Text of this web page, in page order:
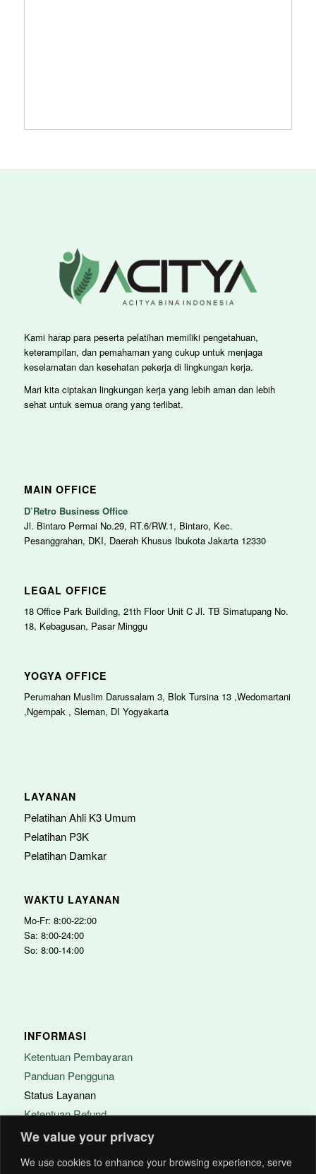
We value your privacy
We use cookies to enhance your browsing experience, serve
Kami harap para peserta pelatihan memiliki pengetahuan,
keterampilan, dan pemahaman yang cukup untuk menjaga
keselamatan dan kesehatan pekerja di lingkungan kerja.
Mari kita ciptakan lingkungan kerja yang lebih aman dan lebih
sehat untuk semua orang yang terlibat.
MAIN OFFICE
D’Retro Business Office
Jl. Bintaro Permai No.29, RT.6/RW.1, Bintaro, Kec.
Pesanggrahan, DKI, Daerah Khusus Ibukota Jakarta 12330
LEGAL OFFICE
18 Office Park Building, 21th Floor Unit C Jl. TB Simatupang No.
18, Kebagusan, Pasar Minggu
YOGYA OFFICE
Perumahan Muslim Darussalam 3, Blok Tursina 13 ,Wedomartani
,Ngempak , Sleman, DI Yogyakarta
LAYANAN
Pelatihan Ahli K3 Umum
Pelatihan P3K
Pelatihan Damkar
WAKTU LAYANAN
Mo-Fr: 8:00-22:00
Sa: 8:00-24:00
So: 8:00-14:00
INFORMASI
Ketentuan Pembayaran
Panduan Pengguna
Status Layanan
Ketentuan Refund
FAQ